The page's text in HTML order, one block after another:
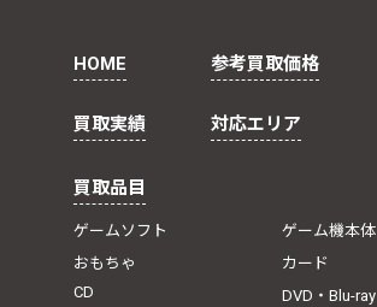
HOME 参考買取価格
買取実績 対応エリア
買取品目
ゲームソフト
ゲーム機本体
おもちゃ
カード
CD
DVD・Blu-ray